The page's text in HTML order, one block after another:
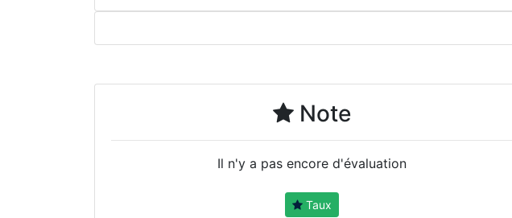
Note
Il n'y a pas encore d'évaluation
Taux